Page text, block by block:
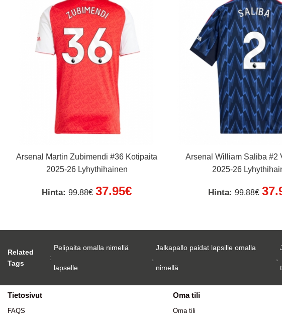
Arsenal Martin Zubimendi #36 Kotipaita
2025-26 Lyhythihainen
Hinta:99.88€ 37.95€
Arsenal William Saliba #2
2025-26
Hinta:99.88€
Related
Tags
:
Pelipaita omalla nimellä
lapselle
,
Jalkapallo paidat lapsille omalla
nimellä
,
Tietosivut
FAQS
Oma tili
Oma tili